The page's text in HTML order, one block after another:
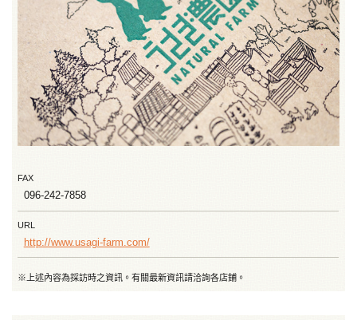
FAX
096-242-7858
URL
http://www.usagi-farm.com/
※上述內容為採訪時之資訊。有關最新資訊請洽詢各店鋪。